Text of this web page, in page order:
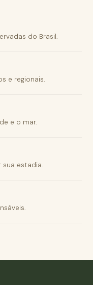
do Brasil.
e regionais.
e o mar.
sua estadia.